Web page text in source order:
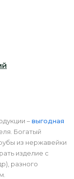
–выгодная
Богатый
из нержавейки
изделие с
разного